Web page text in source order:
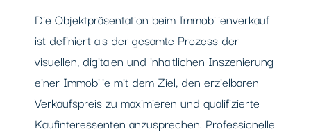
Die Objektpräsentation beim Immobilienverkauf
ist definiert als der gesamte Prozess der
visuellen, digitalen und inhaltlichen Inszenierung
einer Immobilie mit dem Ziel, den erzielbaren
Verkaufspreis zu maximieren und qualifizierte
Kaufinteressenten anzusprechen. Professionelle